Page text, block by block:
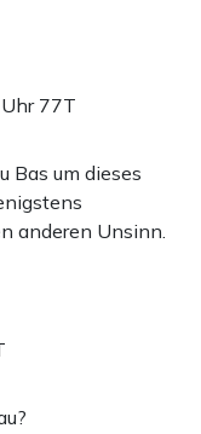
77T
Bas um dieses
anderen Unsinn.